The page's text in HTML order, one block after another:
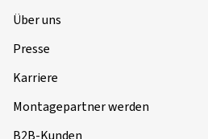
Über uns
Presse
Karriere
Montagepartner werden